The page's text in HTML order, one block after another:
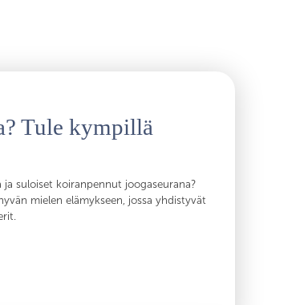
Tule kympillä
suloiset koiranpennut joogaseurana?
mielen elämykseen, jossa yhdistyvät